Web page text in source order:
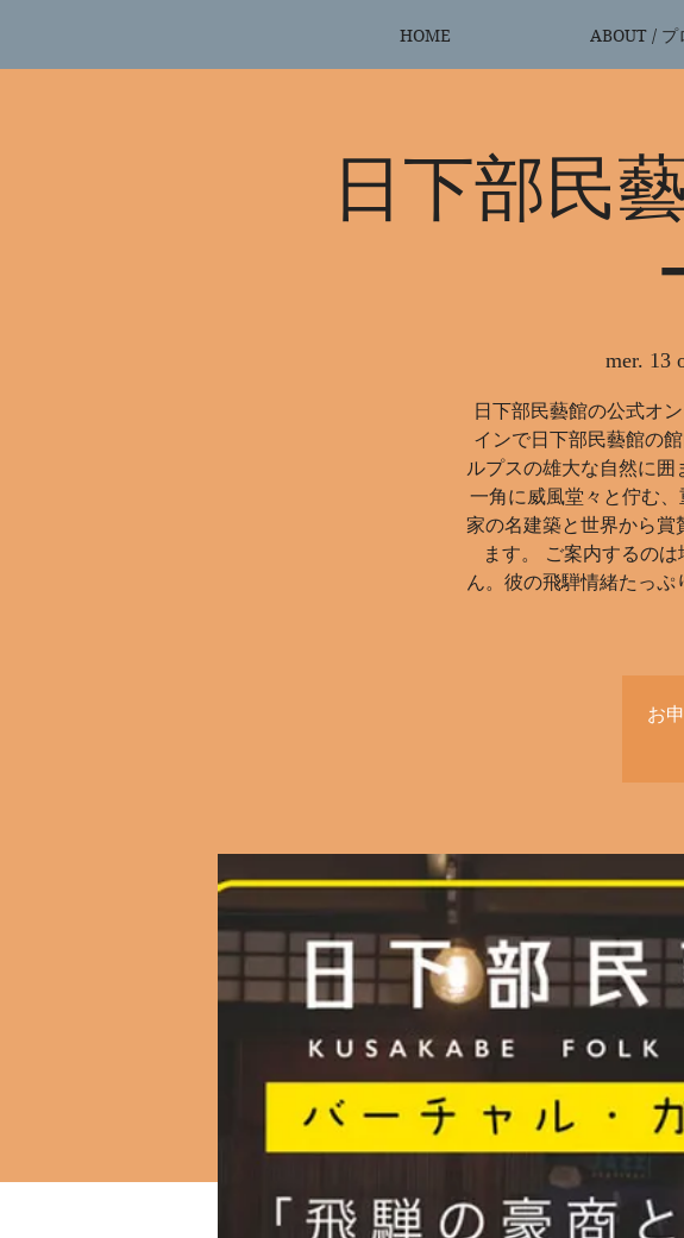
HOME ABOUT / プ
日下部民
mer. 13
日下部民藝館の公式オ
インで日下部民藝館の
ルプスの雄大な自然に
一角に威風堂々と佇む
家の名建築と世界から賞
ます。 ご案内するの
ん。彼の飛騨情緒たっ
お